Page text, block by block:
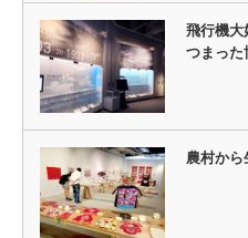
飛行機大
つまっ
農村から